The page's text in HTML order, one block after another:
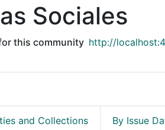
Sociales
this community http://
and Collections By Issue